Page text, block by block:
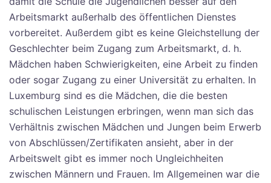
Arbeitsmarkt außerhalb des öffentlichen Dienstes
vorbereitet. Außerdem gibt es keine Gleichstellung der
Geschlechter beim Zugang zum Arbeitsmarkt, d. h.
Mädchen haben Schwierigkeiten, eine Arbeit zu finden
oder sogar Zugang zu einer Universität zu erhalten. In
Luxemburg sind es die Mädchen, die die besten
schulischen Leistungen erbringen, wenn man sich das
Verhältnis zwischen Mädchen und Jungen beim Erwerb
von Abschlüssen/Zertifikaten ansieht, aber in der
Arbeitswelt gibt es immer noch Ungleichheiten
zwischen Männern und Frauen. Im Allgemeinen war die